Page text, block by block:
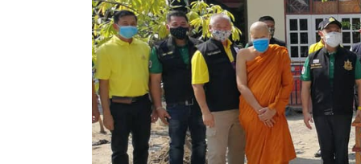
สรุปผลการประเมินความพึงพอใจ
ระบบสืบค้นข้อมูล ประกาศ ก.จ.จ. สุพรรณบุรี (พ.ศ
Document